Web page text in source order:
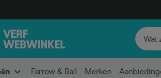
Farrow & Ball Merken